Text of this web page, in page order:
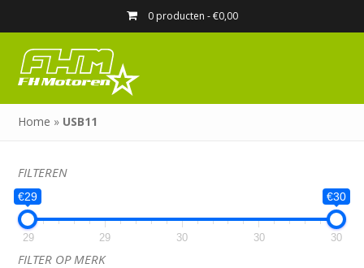
0 producten -€0,00
Home » USB11
FILTEREN
€29 €30
29 29 30 30 30
FILTER OP MERK